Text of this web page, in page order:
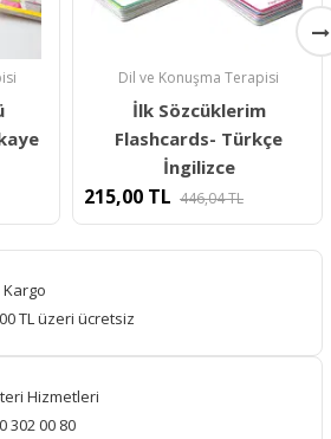
Dil ve Konuşma Terapisi
İlk Sözcüklerim
Flashcards- Türkçe
İngilizce
215,00 TL 446,04TL
Kargo
TL üzeri ücretsiz
Hizmetleri
302 00 80